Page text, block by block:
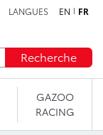
LANGUES EN FR
Recherche
GAZOO
RACING